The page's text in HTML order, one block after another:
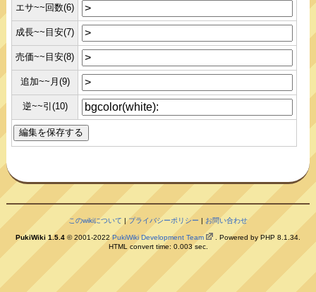
エサ~~回数(6)
成長~~目安(7)
売価~~目安(8)
追加~~月(9)
逆~~引(10)
このwikiについて |プライバシーポリシー | お問い合わせ
PukiWiki 1.5.4 © 2001-2022PukiWiki Development Team
. Powered by PHP 8.1.34.
HTML convert time: 0.003 sec.